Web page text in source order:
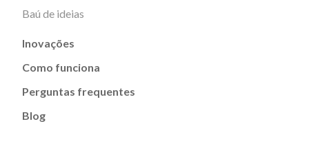
Baú de ideias
Inovações
Como funciona
Perguntas frequentes
Blog